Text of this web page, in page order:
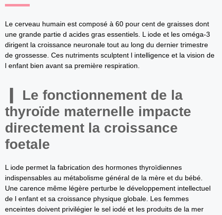
Le cerveau humain est composé à 60 pour cent de graisses dont
une grande partie d acides gras essentiels. L iode et les oméga-3
dirigent la croissance neuronale tout au long du dernier trimestre
de grossesse. Ces nutriments sculptent l intelligence et la vision de
l enfant bien avant sa première respiration.
Le fonctionnement de la
thyroïde maternelle impacte
directement la croissance
foetale
L iode permet la fabrication des hormones thyroïdiennes
indispensables au métabolisme général de la mère et du bébé.
Une carence même légère perturbe le développement intellectuel
de l enfant et sa croissance physique globale. Les femmes
enceintes doivent privilégier le sel iodé et les produits de la mer